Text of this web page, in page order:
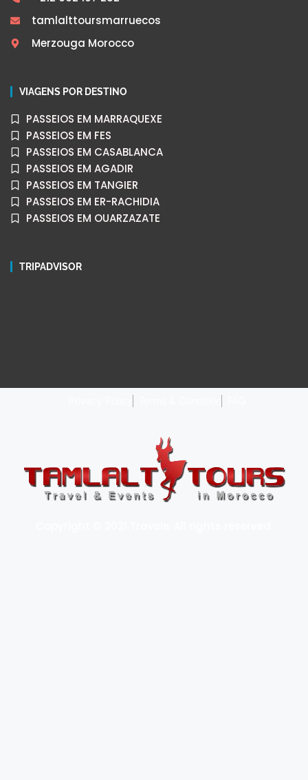
tamlalttoursmarruecos
Merzouga Morocco
VIAGENS POR DESTINO
PASSEIOS EM MARRAQUEXE
PASSEIOS EM FES
PASSEIOS EM CASABLANCA
PASSEIOS EM AGADIR
PASSEIOS EM TANGIER
PASSEIOS EM ER-RACHIDIA
PASSEIOS EM OUARZAZATE
TRIPADVISOR